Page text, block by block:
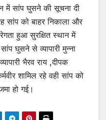
में सांप घुसने की सूचना दी
सांप को बाहर निकाला और
हुआ सुरक्षित स्थान में
घुसने से व्यापारी मुन्ना
भैरव राय ,दीपक
शामिल रहे वही सांप को
हो गई।